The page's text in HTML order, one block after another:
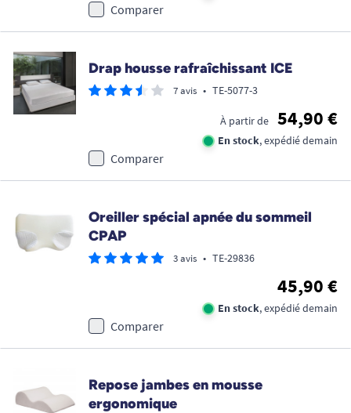
Comparer
Drap housse rafraîchissant ICE
7 avis • TE-5077-3
À partir de 54,90 €
En stock, expédié demain
Comparer
Oreiller spécial apnée du sommeil
CPAP
3 avis • TE-29836
45,90 €
En stock, expédié demain
Comparer
Repose jambes en mousse
ergonomique